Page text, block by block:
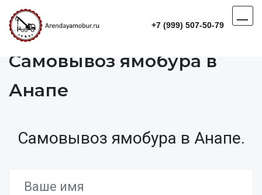
+7 (999) 507-50-79
Самовывоз ямобура в
Анапе
Самовывоз ямобура в Анапе.